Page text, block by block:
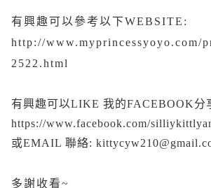
有興趣可以參考以下WEBSITE:
http://www.myprincessyoyo.com/
2522.html
有興趣可以LIKE 我的FACEBOOK分
https://www.facebook.com/
或EMAIL 聯絡:
多謝收看~